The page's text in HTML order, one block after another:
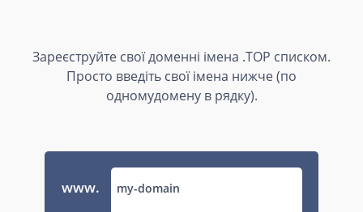
Зареєструйте свої доменні імена .TOP списком.
Просто введіть свої імена нижче (по
одномудомену в рядку).
www.